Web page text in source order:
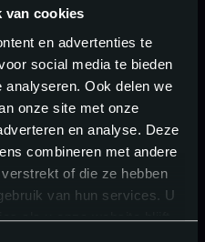
van cookies
en advertenties te
social media te bieden
Ook delen we
onze site met onze
en analyse. Deze
combineren met andere
of die ze hebben
van hun services. U
als u onze website blijft